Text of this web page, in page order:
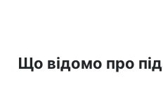
Що відомо про